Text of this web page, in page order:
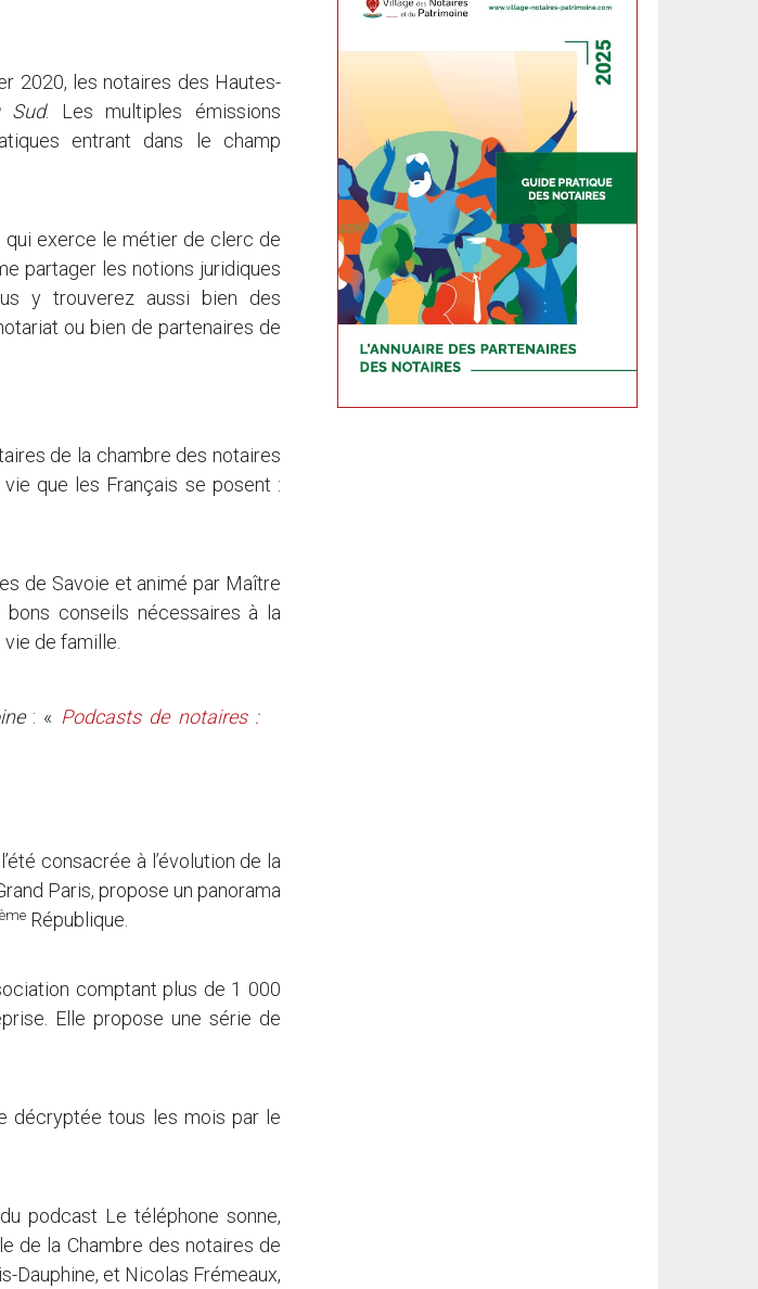
2020, les notaires des Hautes-
Sud. Les multiples émissions
entrant dans le champ
exerce le métier de clerc de
partager les notions juridiques
y trouverez aussi bien des
ou bien de partenaires de
de la chambre des notaires
que les Français se posent :
de Savoie et animé par Maître
conseils nécessaires à la
de famille.
: « Podcasts de notaires :
consacrée à l’évolution de la
Paris, propose un panorama
ème République.
comptant plus de 1 000
Elle propose une série de
décryptée tous les mois par le
podcast Le téléphone sonne,
de la Chambre des notaires de
Dauphine, et Nicolas Frémeaux,